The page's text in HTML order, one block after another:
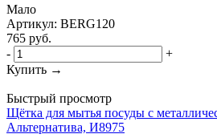
Мало
Артикул: BERG120
765 руб.
-
+
Купить →
Быстрый просмотр
Щётка для мытья посуды с
Альтернатива, И8975